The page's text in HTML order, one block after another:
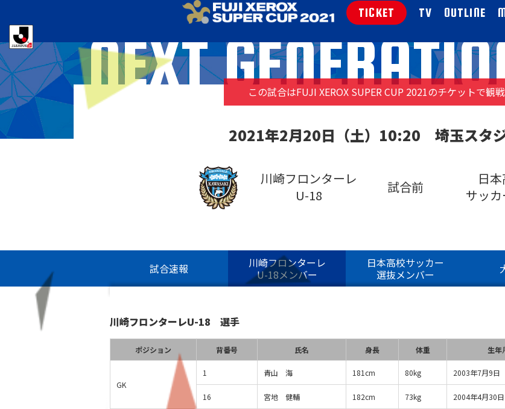
TICKET TV OUTLINE
NEXT この試合はFUJI XEROX SUPER CUP 2021のチケットで観
2021年2月20日（土）10:20 埼玉スタ
川崎フロンターレ
U-18
試合前
日
サッ
試合速報
川崎フロンターレ
U-18メンバー
日本高校サッカー
選抜メンバー
川崎フロンターレU-18 選手
ポジション 背番号 氏名 身長 体重 生年
GK
1 青山 海 181cm 80kg 2003年7月9日
16 宮地 健輔 182cm 73kg 2004年4月30日